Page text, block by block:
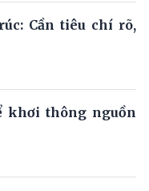
Cần tiêu chí rõ,
khơi thông nguồn